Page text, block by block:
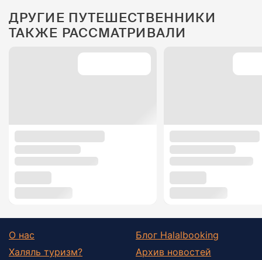
ДРУГИЕ ПУТЕШЕСТВЕННИКИ
ТАКЖЕ РАССМАТРИВАЛИ
О нас
Халяль туризм?
Блог Halalbooking
Архив новостей